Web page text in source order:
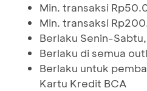
Min. transaksi
Min. transaksi
Berlaku Senin-
Berlaku di semua
Berlaku untuk
Kartu Kredit BCA